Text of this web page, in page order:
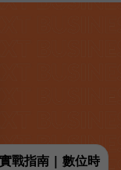
戰指南 | 數位時